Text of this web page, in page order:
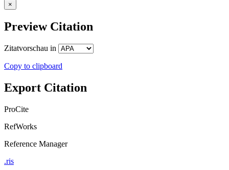
×
Preview Citation
Zitatvorschau in
Copy to clipboard
Export Citation
ProCite
RefWorks
Reference Manager
.ris